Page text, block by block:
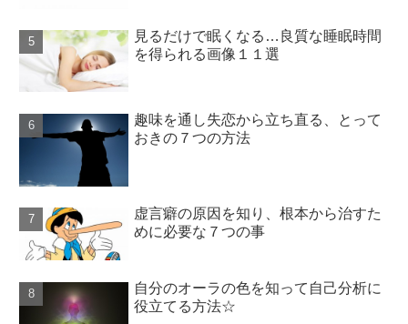
見るだけで眠くなる…良質な睡眠時間
を得られる画像１１選
趣味を通し失恋から立ち直る、とって
おきの７つの方法
虚言癖の原因を知り、根本から治すた
めに必要な７つの事
自分のオーラの色を知って自己分析に
役立てる方法☆